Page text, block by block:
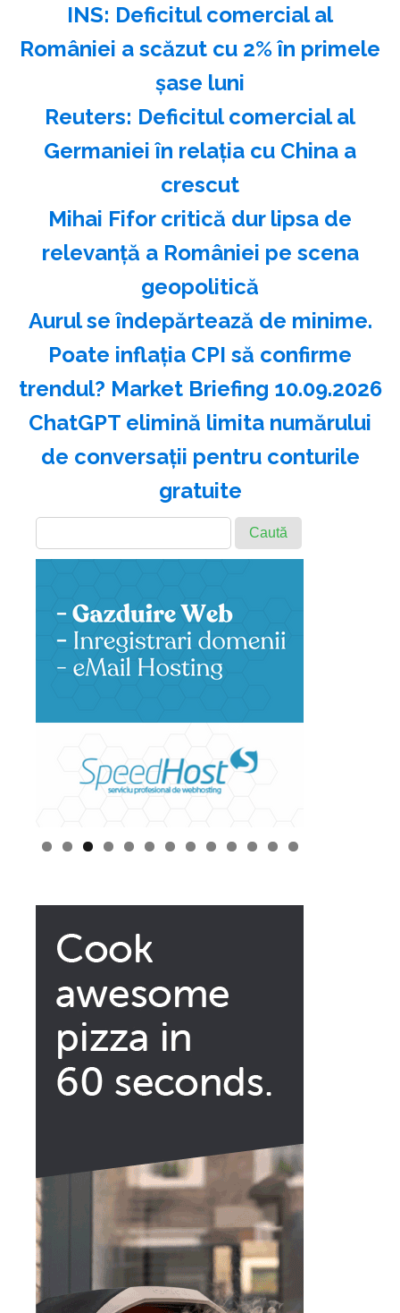
INS: Deficitul comercial al
României a scăzut cu 2% în primele
şase luni
Reuters: Deficitul comercial al
Germaniei în relaţia cu China a
crescut
Mihai Fifor critică dur lipsa de
relevanţă a României pe scena
geopolitică
Aurul se îndepărtează de minime.
Poate inflația CPI să confirme
trendul? Market Briefing 10.09.2026
ChatGPT elimină limita numărului
de conversaţii pentru conturile
gratuite